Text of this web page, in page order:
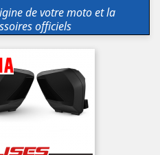
de votre moto et la
officiels